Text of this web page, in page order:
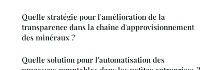
Quelle stratégie pour l'amélioration de la
transparence dans la chaîne d'approvisionnement
des minéraux ?
Quelle solution pour l'automatisation des